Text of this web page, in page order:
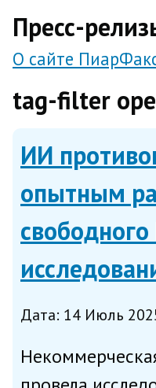
Пресс-
О сайте
tag-filter
ИИ
опытным
Дата: 14 Июль